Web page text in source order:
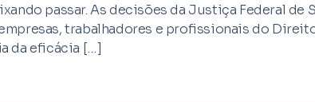
passar. As decisões da Justiça Federal de
trabalhadores e profissionais do
da eficácia […]